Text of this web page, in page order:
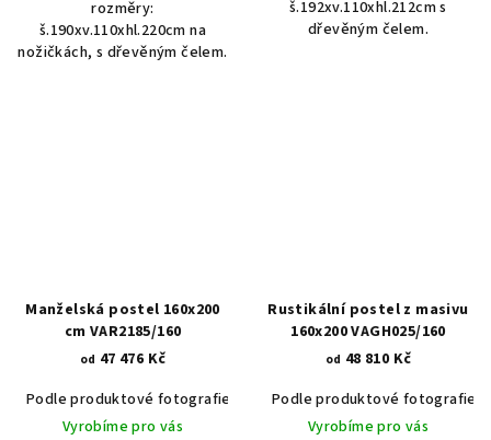
rozměry:
š.190xv.110xhl.220cm na
nožičkách, s dřevěným čelem.
š.192xv.110xhl.212cm s
dřevěným čelem.
Manželská postel 160x200
cm VAR2185/160
od 47 476 Kč
Podle produktové fotografie
Akát vintage BT1551
Dub světlý
Vyrobíme pro vás
Rustikální postel z masivu
160x200 VAGH025/160
od 48 810 Kč
Podle produktové fotografie
Vyrobíme pro vás